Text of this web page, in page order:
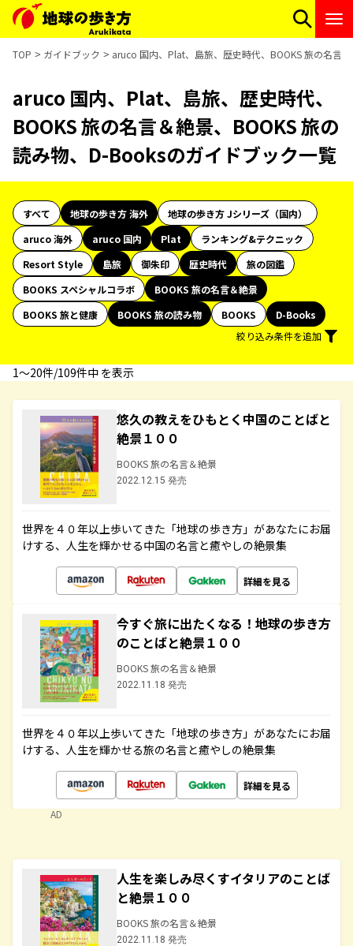
TOP ガイドブック aruco 国内、Plat、島旅、歴史時代、BOOKS 旅の名言
aruco 国内、Plat、島旅、歴史時代、
BOOKS 旅の名言＆絶景、BOOKS 旅の
読み物、D-Booksのガイドブック一覧
すべて 地球の歩き方 海外
地球の歩き方 Jシリーズ（国内）
aruco 海外
aruco 国内 Plat
ランキング&テクニック
Resort Style
島旅 御朱印 歴史時代
旅の図鑑
BOOKS スペシャルコラボ
BOOKS 旅の名言＆絶景
BOOKS 旅と健康
BOOKS 旅の読み物 BOOKS
D-Books
絞り込み条件を追加
1〜20件/109件中 を表示
悠久の教えをひもとく中国のことばと
絶景１００
BOOKS 旅の名言＆絶景
2022.12.15 発売
世界を４０年以上歩いてきた「地球の歩き方」があなたにお届
けする、人生を輝かせる中国の名言と癒やしの絶景集
詳細を見る
今すぐ旅に出たくなる！地球の歩き方
のことばと絶景１００
BOOKS 旅の名言＆絶景
2022.11.18 発売
世界を４０年以上歩いてきた「地球の歩き方」があなたにお届
けする、人生を輝かせる旅の名言と癒やしの絶景集
詳細を見る
AD
人生を楽しみ尽くすイタリアのことば
と絶景１００
BOOKS 旅の名言＆絶景
2022.11.18 発売